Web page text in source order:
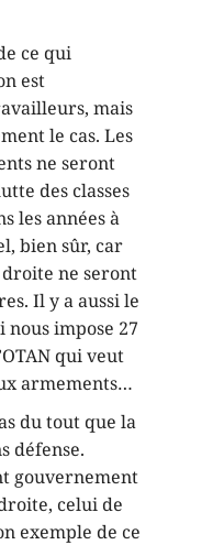
ce qui
est
mais
le cas. Les
ne seront
des classes
les années à
bien sûr, car
ne seront
Il y a aussi le
nous impose 27
qui veut
armements…
du tout que la
défense.
gouvernement
celui de
exemple de ce